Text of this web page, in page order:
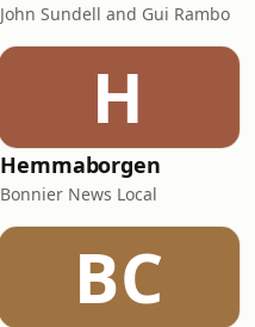
John Sundell and Gui Rambo
H
Hemmaborgen
Bonnier News Local
BC